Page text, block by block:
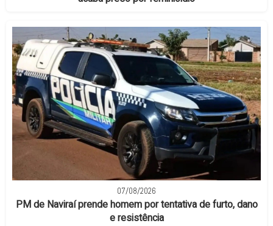
07/08/2026
PM de Naviraí prende homem por tentativa de furto, dano
e resistência